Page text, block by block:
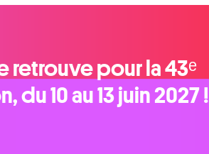
retrouve pour la 43ᵉ
du 10 au 13 juin 2027 !​